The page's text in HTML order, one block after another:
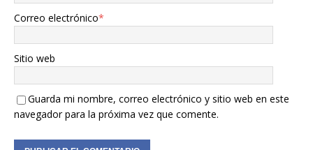
Correo electrónico*
Sitio web
Guarda mi nombre, correo electrónico y sitio web en este
navegador para la próxima vez que comente.